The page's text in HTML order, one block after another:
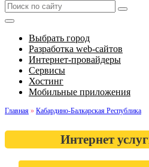
Выбрать город
Разработка web-сайтов
Интернет-провайдеры
Сервисы
Хостинг
Мобильные приложения
Главная » Кабардино-Балкарская Республика
Интернет